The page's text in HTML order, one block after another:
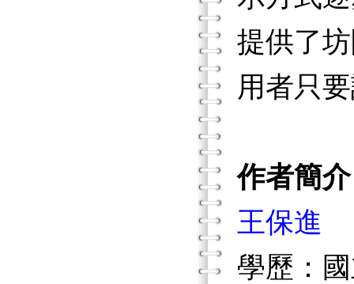
提供了
用者只
作者簡介
王保進
學歷：